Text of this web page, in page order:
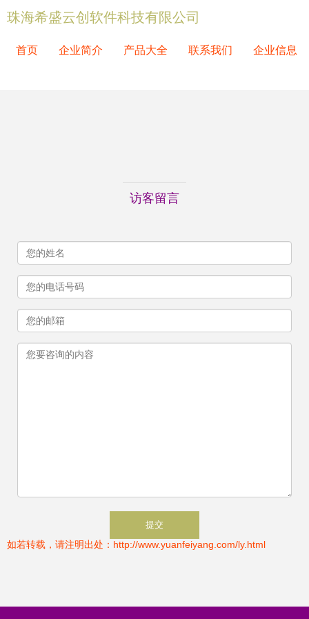
珠海希盛云创软件科技有限公司
首页 企业简介 产品大全 联系我们 企业信息
访客留言
如若转载，请注明出处：http://www.yuanfeiyang.com/ly.html